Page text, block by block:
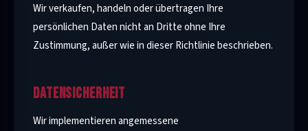
Wir verkaufen, handeln oder übertragen Ihre
persönlichen Daten nicht an Dritte ohne Ihre
Zustimmung, außer wie in dieser Richtlinie beschrieben.
DATENSICHERHEIT
Wir implementieren angemessene